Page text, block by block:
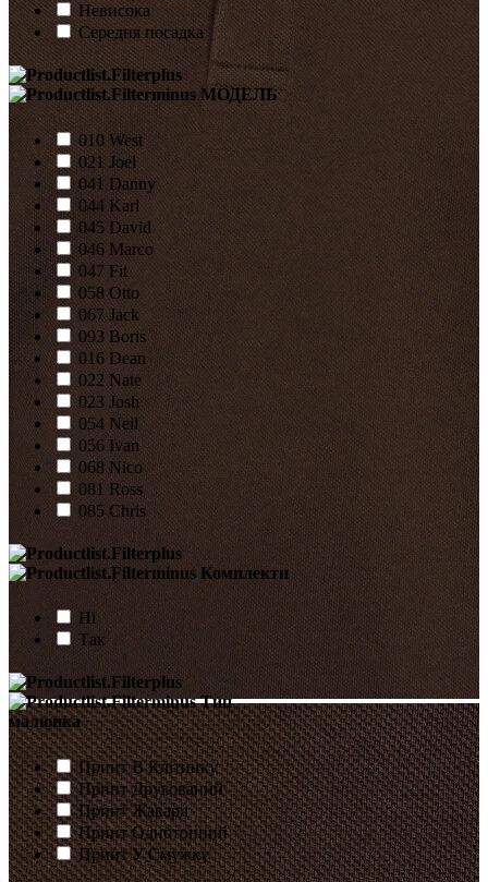
Невисока
Середня посадка
МОДЕЛЬ
010 West
021 Joel
041 Danny
044 Karl
045 David
046 Marco
047 Fit
058 Otto
067 Jack
093 Boris
016 Dean
022 Nate
023 Josh
054 Neil
056 Ivan
068 Nico
081 Ross
085 Chris
Комплекти
Ні
Так
Тип
малюнка
Принт В Клітинку
Принт Друкований
Принт Жакард
Принт Однотонний
Принт У Смужку